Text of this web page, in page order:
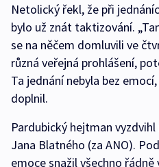
Netolický řekl, že při
bylo už znát taktizování.
se na něčem domluvili ve
různá veřejná prohlášení,
Ta jednání nebyla bez
doplnil.
Pardubický hejtman
Jana Blatného (za ANO).
emoce snažil všechno